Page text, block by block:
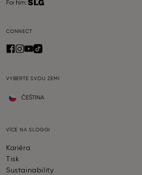
CONNECT
VYBERTE SVOU ZEMI
ČEŠTINA
VÍCE NA SLOGGI
Kariéra
Tisk
Sustainability